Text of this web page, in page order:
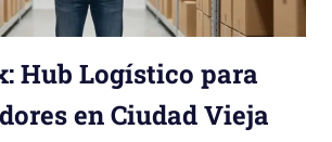
Hub Logístico para
en Ciudad Vieja